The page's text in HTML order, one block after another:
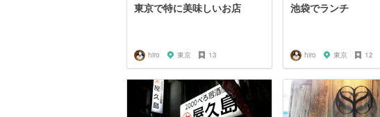
東京で特に美味しいお店
hiro 東京 13
池袋でランチ
hiro 東京 12